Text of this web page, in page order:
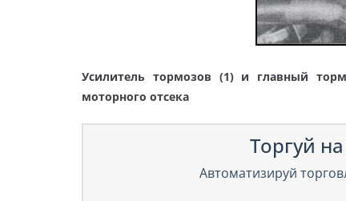
Усилитель тормозов (1) и главный
моторного отсека
Торгуй
Автоматизируй